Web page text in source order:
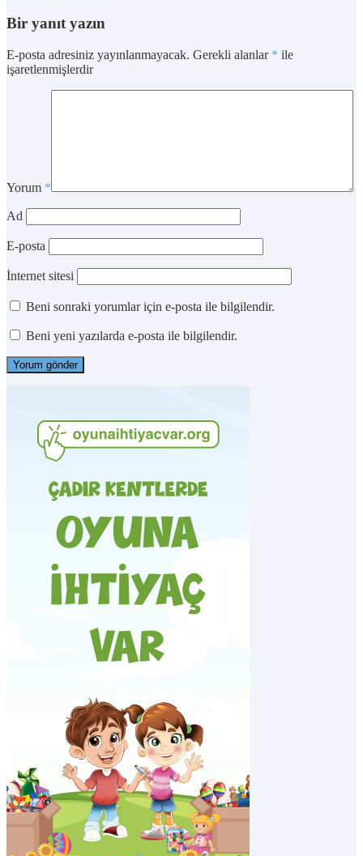
Bir yanıt yazın
E-posta adresiniz yayınlanmayacak. Gerekli alanlar * ile
işaretlenmişlerdir
Yorum *
Ad
E-posta
İnternet sitesi
Beni sonraki yorumlar için e-posta ile bilgilendir.
Beni yeni yazılarda e-posta ile bilgilendir.